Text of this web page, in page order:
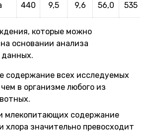
440 9,5 9,6 56,0 535
которые можно
основании анализа
данных.
содержание всех исследуемых
в организме любого из
млекопитающих содержание
хлора значительно превосходит